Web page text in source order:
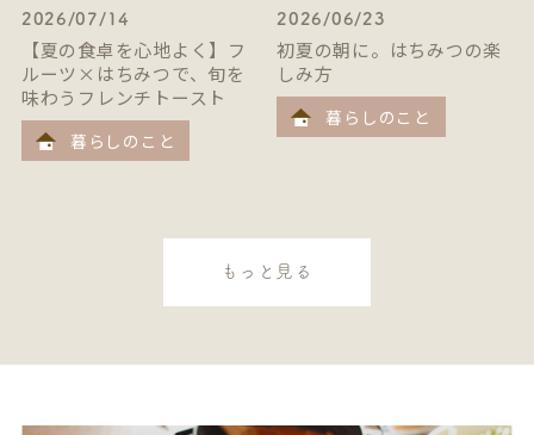
2026/07/14
【夏の食卓を心地よく】フ
ルーツ×はちみつで、旬を
味わうフレンチトースト
暮らしのこと
2026/06/23
初夏の朝に。はちみつの楽
しみ方
暮らしのこと
もっと見る